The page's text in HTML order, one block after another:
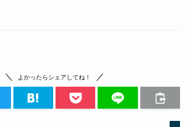
よかったらシェアしてね！